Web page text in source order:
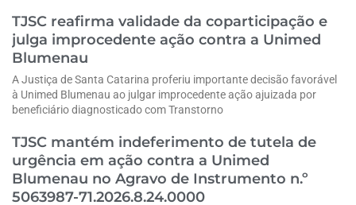
TJSC reafirma validade da coparticipação e
julga improcedente ação contra a Unimed
Blumenau
A Justiça de Santa Catarina proferiu importante decisão favorável
à Unimed Blumenau ao julgar improcedente ação ajuizada por
beneficiário diagnosticado com Transtorno
TJSC mantém indeferimento de tutela de
urgência em ação contra a Unimed
Blumenau no Agravo de Instrumento n.º
5063987-71.2026.8.24.0000